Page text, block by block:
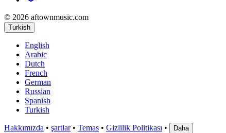
© 2026 aftownmusic.com
Turkish
English
Arabic
Dutch
French
German
Russian
Spanish
Turkish
Hakkımızda • şartlar• Temas • Gizlilik Politikası • Daha